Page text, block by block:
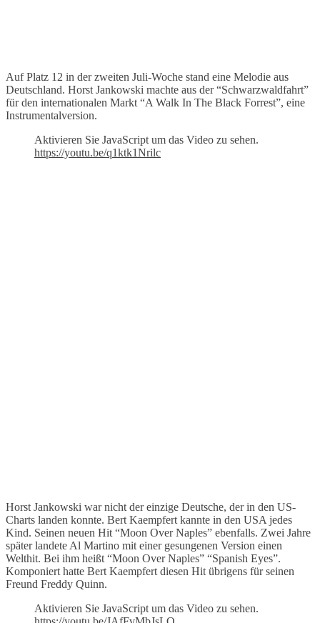
Auf Platz 12 in der zweiten Juli-Woche stand eine Melodie aus
Deutschland. Horst Jankowski machte aus der “Schwarzwaldfahrt”
für den internationalen Markt “A Walk In The Black Forrest”, eine
Instrumentalversion.
Aktivieren Sie JavaScript um das Video zu sehen.
https://youtu.be/q1ktk1Nrilc
Horst Jankowski war nicht der einzige Deutsche, der in den US-
Charts landen konnte. Bert Kaempfert kannte in den USA jedes
Kind. Seinen neuen Hit “Moon Over Naples” ebenfalls. Zwei Jahre
später landete Al Martino mit einer gesungenen Version einen
Welthit. Bei ihm heißt “Moon Over Naples” “Spanish Eyes”.
Komponiert hatte Bert Kaempfert diesen Hit übrigens für seinen
Freund Freddy Quinn.
Aktivieren Sie JavaScript um das Video zu sehen.